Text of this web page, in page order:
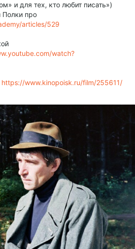
и для тех, кто любит писать»)
Полки про
articles/529
watch?
https://www.kinopoisk.ru/film/255611/